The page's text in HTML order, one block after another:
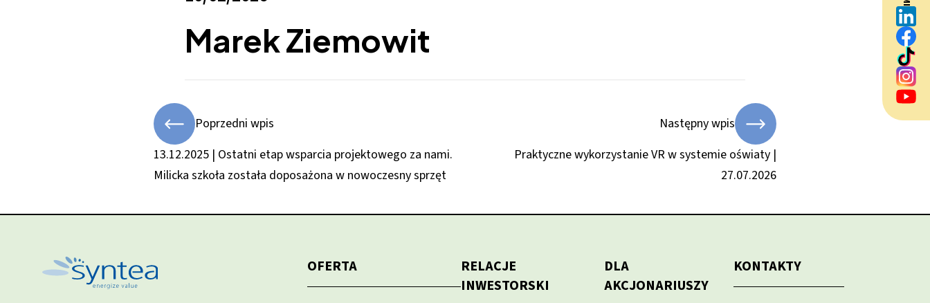
Marek Ziemowit
Poprzedni wpis
13.12.2025 | Ostatni etap wsparcia projektowego za nami.
Milicka szkoła została doposażona w nowoczesny sprzęt
Następny wpis
Praktyczne wykorzystanie VR w systemie oświaty |
27.07.2026
OFERTA
RELACJE
INWESTORSKI
DLA
AKCJONARIUSZY
KONTAKTY